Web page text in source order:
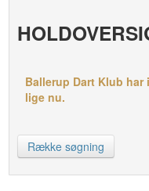
Ballerup Dart Klub
lige nu.
Række søgning